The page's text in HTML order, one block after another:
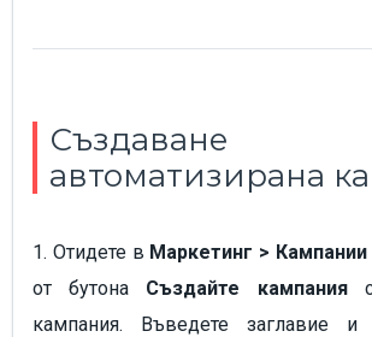
автоматизирана
1. Отидете в Маркетинг >
от бутона Създайте кампания
кампания. Въведете заглавие и